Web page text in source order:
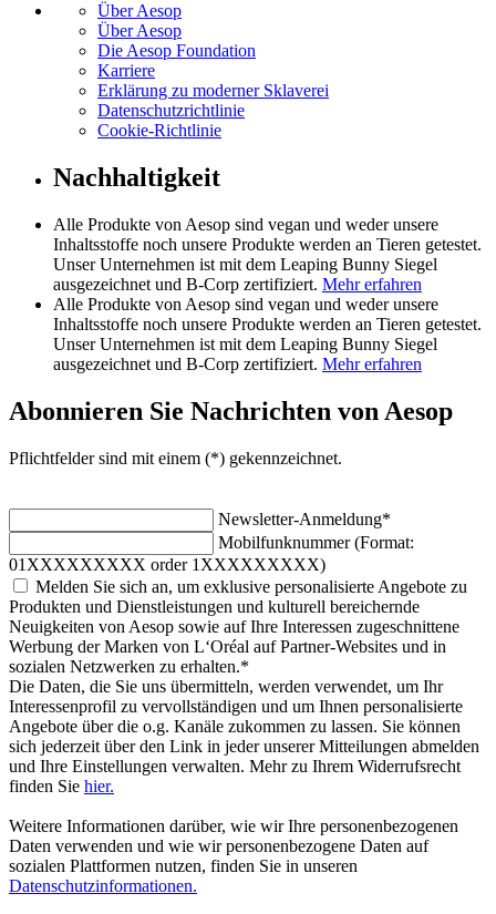
Über Aesop
Über Aesop
Die Aesop Foundation
Karriere
Erklärung zu moderner Sklaverei
Datenschutzrichtlinie
Cookie-Richtlinie
Nachhaltigkeit
Alle Produkte von Aesop sind vegan und weder unsere
Inhaltsstoffe noch unsere Produkte werden an Tieren getestet.
Unser Unternehmen ist mit dem Leaping Bunny Siegel
ausgezeichnet und B-Corp zertifiziert. Mehr erfahren
Alle Produkte von Aesop sind vegan und weder unsere
Inhaltsstoffe noch unsere Produkte werden an Tieren getestet.
Unser Unternehmen ist mit dem Leaping Bunny Siegel
ausgezeichnet und B-Corp zertifiziert. Mehr erfahren
Abonnieren Sie Nachrichten von Aesop
Pflichtfelder sind mit einem (*) gekennzeichnet.
Newsletter-Anmeldung*
Mobilfunknummer (Format:
01XXXXXXXXX order 1XXXXXXXXX)
Melden Sie sich an, um exklusive personalisierte Angebote zu
Produkten und Dienstleistungen und kulturell bereichernde
Neuigkeiten von Aesop sowie auf Ihre Interessen zugeschnittene
Werbung der Marken von L‘Oréal auf Partner-Websites und in
sozialen Netzwerken zu erhalten.*
Die Daten, die Sie uns übermitteln, werden verwendet, um Ihr
Interessenprofil zu vervollständigen und um Ihnen personalisierte
Angebote über die o.g. Kanäle zukommen zu lassen. Sie können
sich jederzeit über den Link in jeder unserer Mitteilungen abmelden
und Ihre Einstellungen verwalten. Mehr zu Ihrem Widerrufsrecht
finden Sie hier.
Weitere Informationen darüber, wie wir Ihre personenbezogenen
Daten verwenden und wie wir personenbezogene Daten auf
sozialen Plattformen nutzen, finden Sie in unseren
Datenschutzinformationen.